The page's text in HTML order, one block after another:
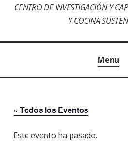
CENTRO DE INVESTIGACIÓN Y
Y COCINA
Menu
« Todos los Eventos
Este evento ha pasado.